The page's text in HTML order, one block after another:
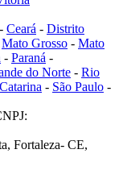
- Ceará - Distrito
Mato Grosso - Mato
- Paraná -
do Norte - Rio
- São Paulo -
Fortaleza- CE,